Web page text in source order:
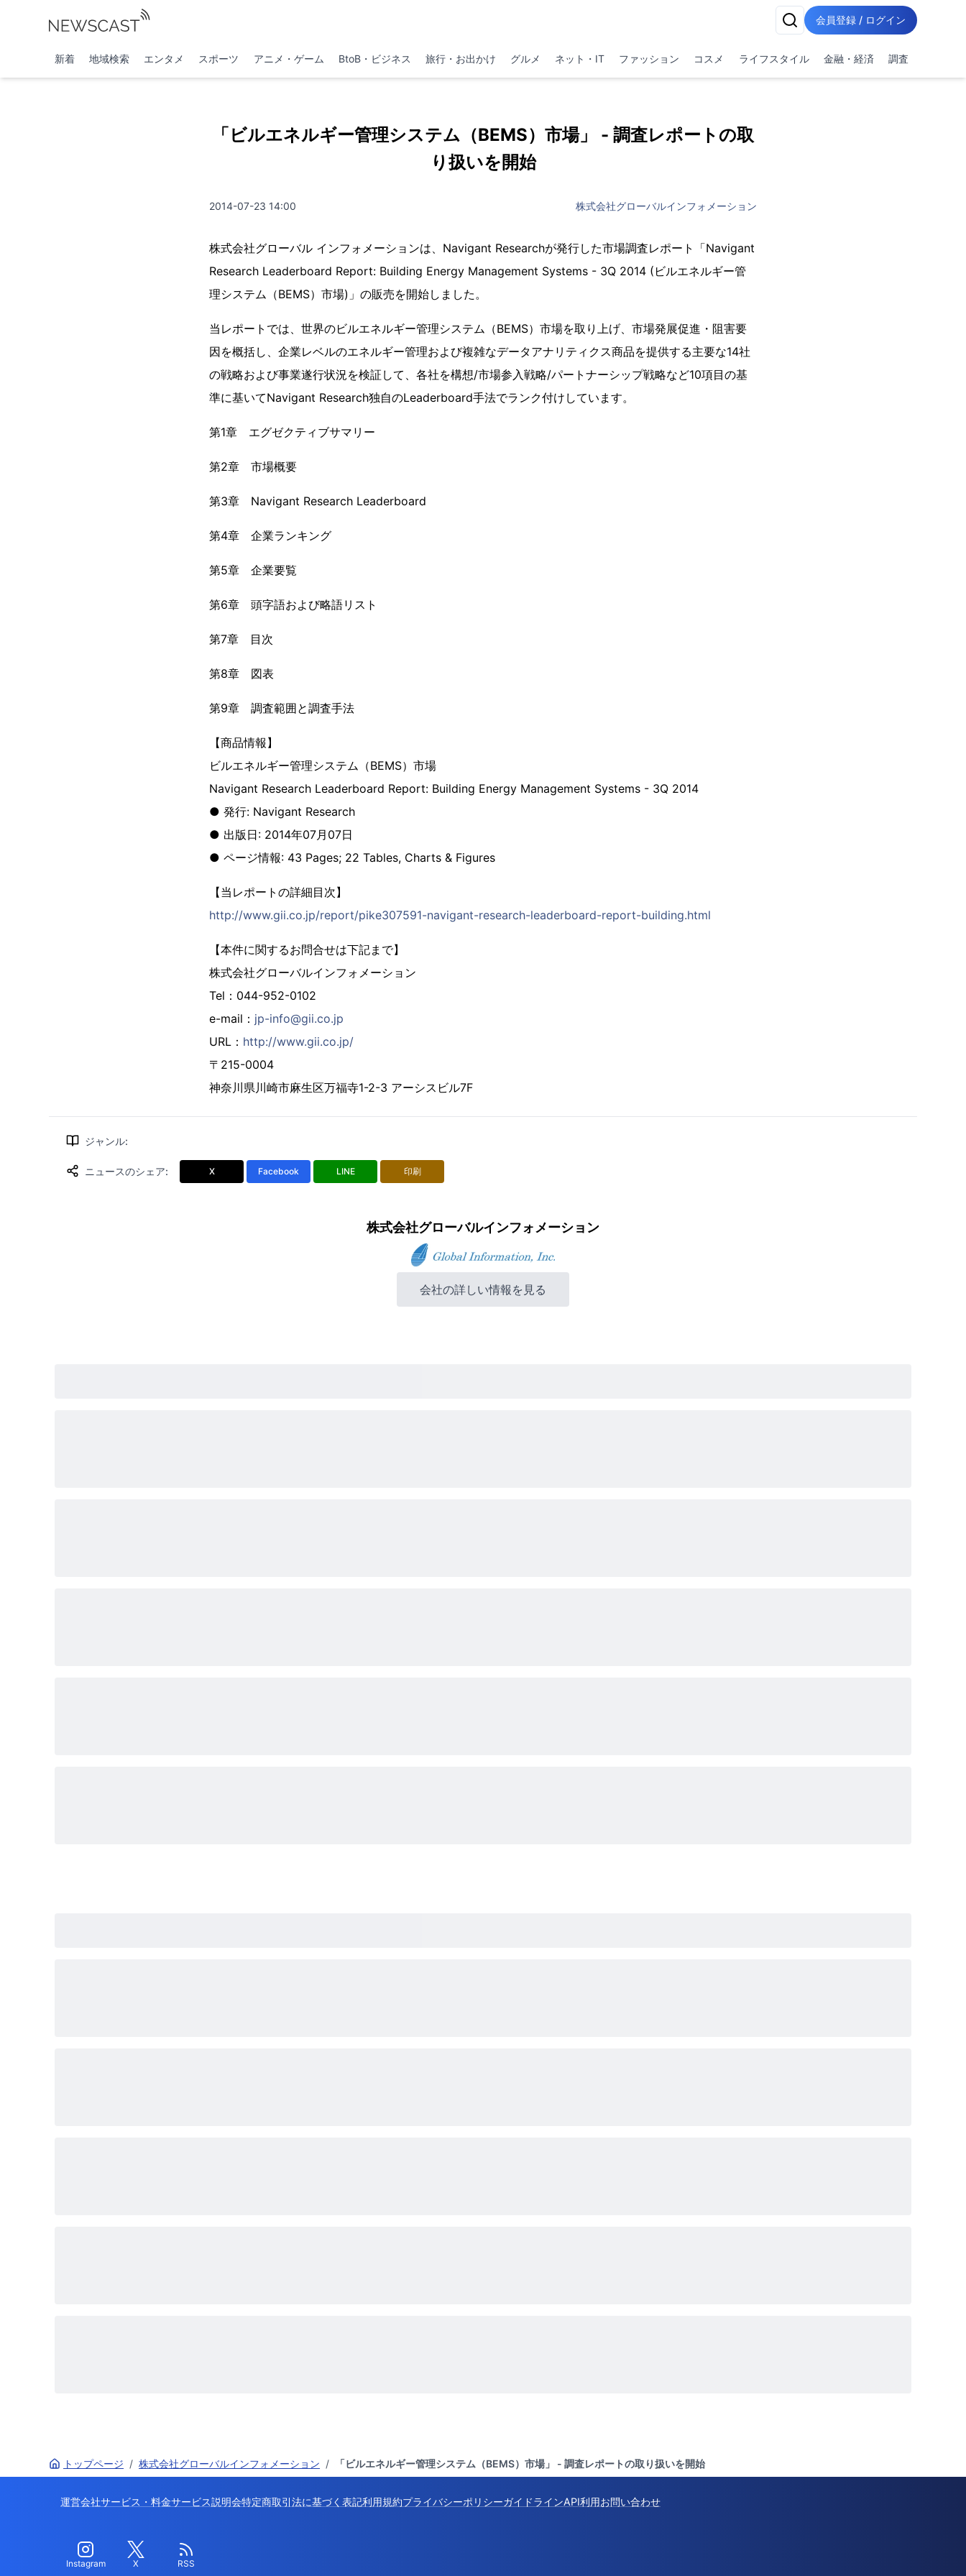
会員登録 / ログイン
新着 地域検索 エンタメ スポーツ アニメ・ゲーム BtoB・ビジネス 旅行・お出かけ グルメ ネット・IT ファッション コスメ ライフスタイル 金融・経済 調査
「ビルエネルギー管理システム（BEMS）市場」 - 調査レポートの取
り扱いを開始
2014-07-23 14:00 株式会社グローバルインフォメーション
株式会社グローバル インフォメーションは、Navigant Researchが発行した市場調査レポート「Navigant
Research Leaderboard Report: Building Energy Management Systems - 3Q 2014 (ビルエネルギー管
理システム（BEMS）市場)」の販売を開始しました。
当レポートでは、世界のビルエネルギー管理システム（BEMS）市場を取り上げ、市場発展促進・阻害要
因を概括し、企業レベルのエネルギー管理および複雑なデータアナリティクス商品を提供する主要な14社
の戦略および事業遂行状況を検証して、各社を構想/市場参入戦略/パートナーシップ戦略など10項目の基
準に基いてNavigant Research独自のLeaderboard手法でランク付けしています。
第1章 エグゼクティブサマリー
第2章 市場概要
第3章 Navigant Research Leaderboard
第4章 企業ランキング
第5章 企業要覧
第6章 頭字語および略語リスト
第7章 目次
第8章 図表
第9章 調査範囲と調査手法
【商品情報】
ビルエネルギー管理システム（BEMS）市場
Navigant Research Leaderboard Report: Building Energy Management Systems - 3Q 2014
● 発行: Navigant Research
● 出版日: 2014年07月07日
● ページ情報: 43 Pages; 22 Tables, Charts & Figures
【当レポートの詳細目次】
http://www.gii.co.jp/report/pike307591-navigant-research-leaderboard-report-building.html
【本件に関するお問合せは下記まで】
株式会社グローバルインフォメーション
Tel：044-952-0102
e-mail： jp-info@gii.co.jp
URL： http://www.gii.co.jp/
〒215-0004
神奈川県川崎市麻生区万福寺1-2-3 アーシスビル7F
ジャンル:
ニュースのシェア: X Facebook LINE 印刷
株式会社グローバルインフォメーション
会社の詳しい情報を見る
トップページ / 株式会社グローバルインフォメーション / 「ビルエネルギー管理システム（BEMS）市場」 - 調査レポートの取り扱いを開始
運営会社サービス・料金サービス説明会特定商取引法に基づく表記利用規約プライバシーポリシーガイドラインAPI利用お問い合わせ
Instagram X RSS